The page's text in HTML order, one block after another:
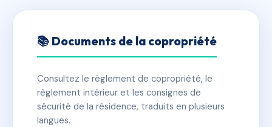
TRESOR 2020
✓ Immatriculée 🏠 72 lots 🏗 1 bâtiment(s)
📞 Contacter Syndic Digital
📚 Documents de la copropriété
Consultez le règlement de copropriété, le
règlement intérieur et les consignes de
sécurité de la résidence, traduits en plusieurs
langues.